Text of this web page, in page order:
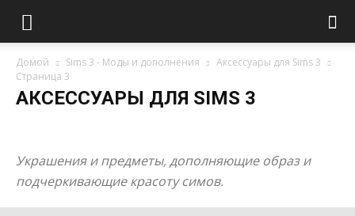
Домой Sims 3 - Моды и дополнения
Аксессуары для Sims 3
Страница 3
АКСЕССУАРЫ ДЛЯ SIMS 3
Украшения и предметы, дополняющие образ и
подчеркивающие красоту симов.